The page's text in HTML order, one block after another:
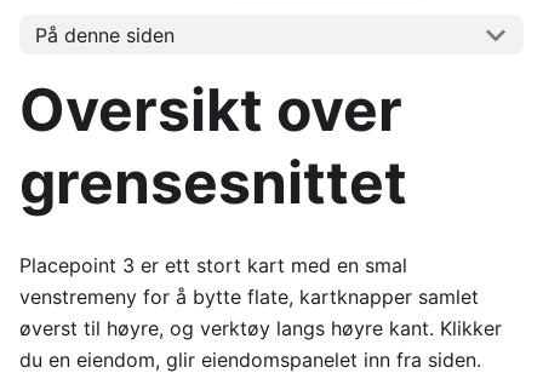
På denne siden
Oversikt over
grensesnittet
Placepoint 3 er ett stort kart med en smal
venstremeny for å bytte flate, kartknapper samlet
øverst til høyre, og verktøy langs høyre kant. Klikker
du en eiendom, glir eiendomspanelet inn fra siden.